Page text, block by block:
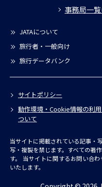
事務局一
JATAについて
旅行者・一般向け
旅行データバンク
サイトポリシー
動作環境・Cookie情報の利
ついて
当サイトに掲載されている記事・
写・複製を禁じます。すべての著
す。
当サイトに関するお問い合
いたします。